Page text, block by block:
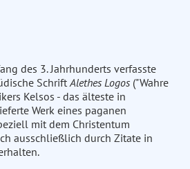
des 3. Jahrhunderts verfasste
SchriftAlethes Logos ("Wahre
Kelsos - das älteste in
Werk eines paganen
mit dem Christentum
ausschließlich durch Zitate in